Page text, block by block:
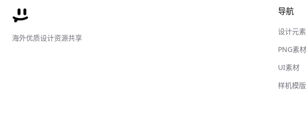
海外优质设计资源共享
导航
设计元素
PNG素材
UI素材
样机模版